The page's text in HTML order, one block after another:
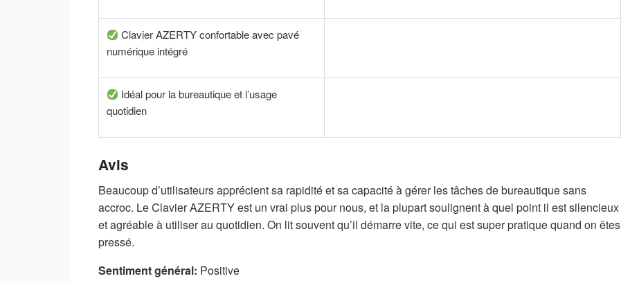
Clavier AZERTY confortable avec pavé
numérique intégré
Idéal pour la bureautique et l’usage
quotidien
Avis
Beaucoup d’utilisateurs apprécient sa rapidité et sa capacité à gérer les tâches de bureautique sans
accroc. Le Clavier AZERTY est un vrai plus pour nous, et la plupart soulignent à quel point il est silencieux
et agréable à utiliser au quotidien. On lit souvent qu’il démarre vite, ce qui est super pratique quand on êtes
pressé.
Sentiment général: Positive